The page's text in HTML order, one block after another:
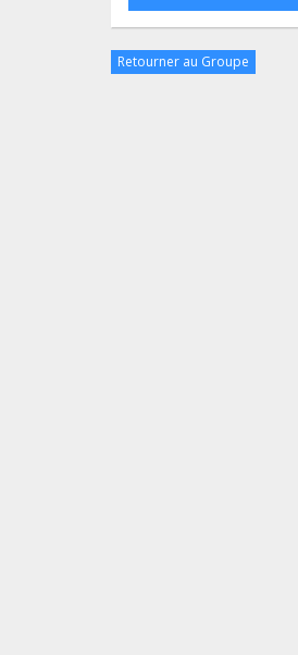
Retourner au Groupe